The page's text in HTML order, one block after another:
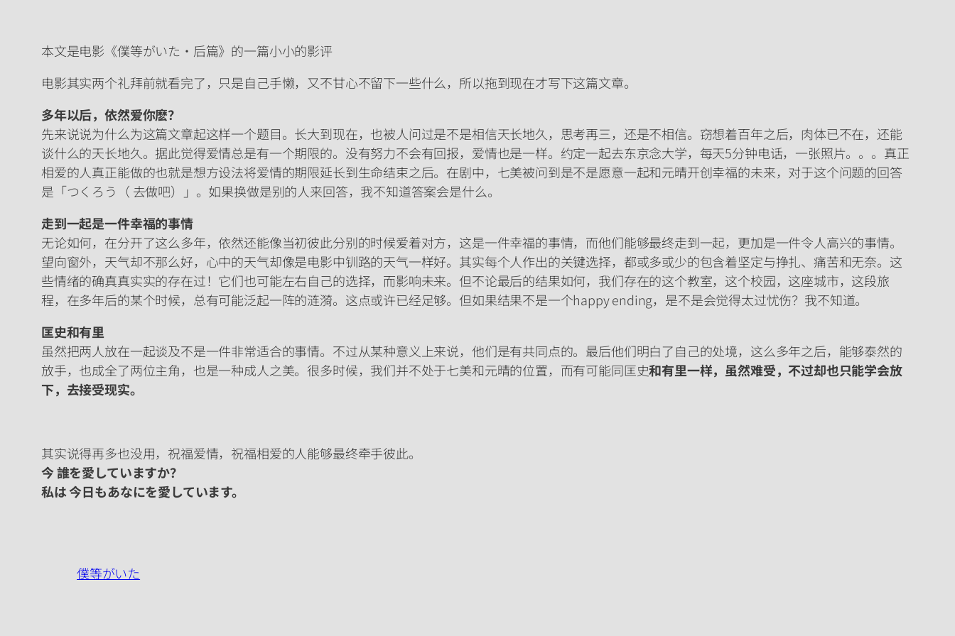
本文是电影《僕等がいた・后篇》的一篇小小的影评
电影其实两个礼拜前就看完了，只是自己手懒，又不甘心不留下一些什么，所以拖到现在才写下这篇文章。
多年以后，依然爱你麽？
先来说说为什么为这篇文章起这样一个题目。长大到现在，也被人问过是不是相信天长地久，思考再三，还是不相信。窃想着百年之后，肉体已不在，还能
谈什么的天长地久。据此觉得爱情总是有一个期限的。没有努力不会有回报，爱情也是一样。约定一起去东京念大学，每天5分钟电话，一张照片。。。真正
相爱的人真正能做的也就是想方设法将爱情的期限延长到生命结束之后。在剧中，七美被问到是不是愿意一起和元晴开创幸福的未来，对于这个问题的回答
是「つくろう（ 去做吧）」。如果换做是别的人来回答，我不知道答案会是什么。
走到一起是一件幸福的事情
无论如何，在分开了这么多年，依然还能像当初彼此分别的时候爱着对方，这是一件幸福的事情，而他们能够最终走到一起，更加是一件令人高兴的事情。
望向窗外，天气却不那么好，心中的天气却像是电影中钏路的天气一样好。其实每个人作出的关键选择，都或多或少的包含着坚定与挣扎、痛苦和无奈。这
些情绪的确真真实实的存在过！它们也可能左右自己的选择，而影响未来。但不论最后的结果如何，我们存在的这个教室，这个校园，这座城市，这段旅
程，在多年后的某个时候，总有可能泛起一阵的涟漪。这点或许已经足够。但如果结果不是一个happy ending，是不是会觉得太过忧伤？我不知道。
匡史和有里
虽然把两人放在一起谈及不是一件非常适合的事情。不过从某种意义上来说，他们是有共同点的。最后他们明白了自己的处境，这么多年之后，能够泰然的
放手，也成全了两位主角，也是一种成人之美。很多时候，我们并不处于七美和元晴的位置，而有可能同匡史和有里一样，虽然难受，不过却也只能学会放
下，去接受现实。
其实说得再多也没用，祝福爱情，祝福相爱的人能够最终牵手彼此。
今 誰を愛していますか？
私は 今日もあなにを愛しています。
僕等がいた